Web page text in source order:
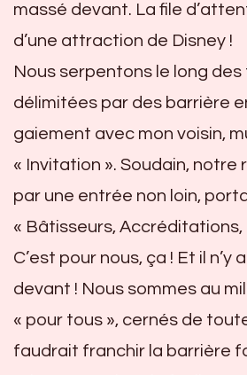
massé devant. La file
d’une attraction de Disney !
Nous serpentons le long
délimitées par des barrière
gaiement avec mon voisin,
« Invitation ». Soudain,
par une entrée non loin,
« Bâtisseurs, Accréditations,
C’est pour nous, ça ! Et il n’y
devant ! Nous sommes au
« pour tous », cernés de
faudrait franchir la barrière